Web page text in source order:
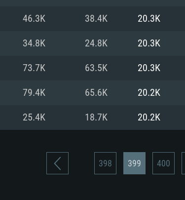
: 브로드밴드 인터넷
장 공간: 62.2 GB (전체 클라이
의 성능을 가지며 최신 그래픽
AMD RX 570 (6개월 미만; 최
46.3K 38.4K 20.3K
34.8K 24.8K 20.3K
73.7K 63.5K 20.3K
79.4K 65.6K 20.2K
25.4K 18.7K 20.2K
398 399 400